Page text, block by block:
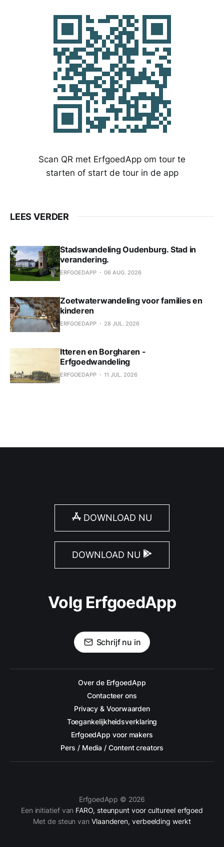
Scan QR met ErfgoedApp om tour te
starten of start de tour in de app
LEES VERDER
Stadswandeling Oudenburg. Stad in
verandering.
ERFGOEDAPP 06 AUG. 2026
Zoetwaterwandeling voor families en
kinderen
ERFGOEDAPP 28 JUL. 2026
Itteren en Borgharen -
Erfgoedwandeling
ERFGOEDAPP 11 JUL. 2026
DOWNLOAD NU
DOWNLOAD NU
Volg ErfgoedApp
Schrijf nu in
Over de ErfgoedApp
Contacteer ons
Privacy & Voorwaarden
Toegankelijkheidsverklaring
ErfgoedApp voor makers
Pers / Media / Content creators
ErfgoedApp © 2026
Een initiatief van FARO, steunpunt voor cultureel erfgoed
Met de steun van Vlaanderen, verbeelding werkt